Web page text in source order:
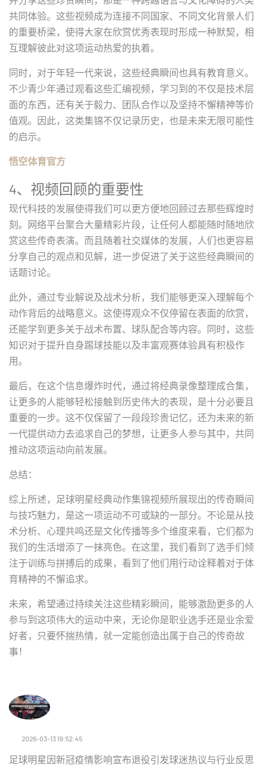
共同体验。这些视频成为连接不同国家、不同文化背景人们
的重要桥梁，使得大家在欣赏优秀表现时形成一种默契，相
互理解彼此对这项运动热爱的执着。
同时，对于年轻一代来说，这些经典瞬间也具有教育意义。
不少青少年通过观看这些汇编视频，学习到的不仅是技术层
面的东西，还有关于毅力、团队合作以及坚持不懈精神等价
值观。因此，这类集锦不仅记录历史，也是未来无限可能性
的启示。
悟空体育官方
4、视频回顾的重要性
现代科技的发展使得我们可以更方便地回顾过去那些辉煌时
刻。网络平台聚合大量精彩片段，让任何人都能随时随地欣
赏这些传奇表演。而且随着社交媒体的发展，人们也更容易
分享自己的观点和见解，进一步促进了关于这些经典瞬间的
话题讨论。
此外，通过专业解说及战术分析，我们能够更深入理解每个
动作背后的战略意义。这使得观众不仅停留在表面的欣赏，
还能学到更多关于战术布置、球队配合等内容。同时，这些
知识对于提升自身踢球技能以及丰富观赛体验具有积极作
用。
最后，在这个信息爆炸时代，通过将经典录像整理成合集，
让更多的人能够轻松接触到历史伟大的表现，是十分必要且
重要的一步。这不仅保留了一段段珍贵记忆，还为未来的新
一代提供动力去追求自己的梦想，让更多人参与其中，共同
推动这项运动向前发展。
总结：
综上所述，足球明星经典动作集锦视频所展现出的传奇瞬间
与技巧魅力，是这一项运动不可或缺的一部分。不论是从技
术分析、心理共鸣还是文化传播等多个维度来看，它们都为
我们的生活增添了一抹亮色。在这里，我们看到了选手们倾
注于训练与拼搏后的成果，看到了他们用行动诠释着对于体
育精神的不懈追求。
未来，希望通过持续关注这些精彩瞬间，能够激励更多的人
参与到这项伟大的运动中来，无论你是职业选手还是业余爱
好者，只要怀揣热情，就一定能创造出属于自己的传奇故
事！
2026-03-13 19:52:45
足球明星因新冠疫情影响宣布退役引发球迷热议与行业反思